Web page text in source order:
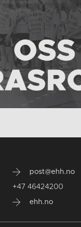
post@ehh.no
+47 46424200
ehh.no